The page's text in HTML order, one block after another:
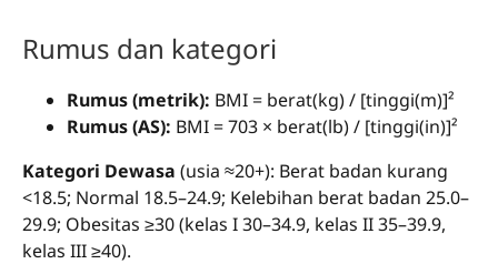
Rumus dan kategori
Rumus (metrik): BMI = berat(kg) / [tinggi(m)]²
Rumus (AS): BMI = 703 × berat(lb) / [tinggi(in)]²
Kategori Dewasa (usia ≈20+): Berat badan kurang
<18.5; Normal 18.5–24.9; Kelebihan berat badan 25.0–
29.9; Obesitas ≥30 (kelas I 30–34.9, kelas II 35–39.9,
kelas III ≥40).